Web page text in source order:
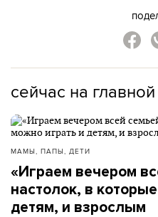
сейчас на главной
МАМЫ, ПАПЫ, ДЕТИ
«Играем вечером
настолок, в
детям, и взрослым